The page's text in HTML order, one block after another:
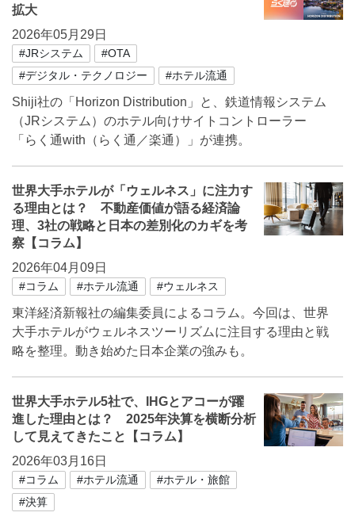
拡大
2026年05月29日
#JRシステム
#OTA
#デジタル・テクノロジー
#ホテル流通
Shiji社の「Horizon Distribution」と、鉄道情報システム
（JRシステム）のホテル向けサイトコントローラー
「らく通with（らく通／楽通）」が連携。
世界大手ホテルが「ウェルネス」に注力す
る理由とは？ 不動産価値が語る経済論
理、3社の戦略と日本の差別化のカギを考
察【コラム】
2026年04月09日
#コラム #ホテル流通 #ウェルネス
東洋経済新報社の編集委員によるコラム。今回は、世界
大手ホテルがウェルネスツーリズムに注目する理由と戦
略を整理。動き始めた日本企業の強みも。
世界大手ホテル5社で、IHGとアコーが躍
進した理由とは？ 2025年決算を横断分析
して見えてきたこと【コラム】
2026年03月16日
#コラム #ホテル流通
#ホテル・旅館
#決算